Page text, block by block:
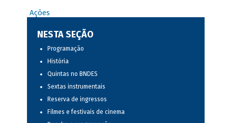
Ações
NESTA SEÇÃO
Programação
História
Quintas no BNDES
Sextas instrumentais
Reserva de ingressos
Filmes e festivais de cinema